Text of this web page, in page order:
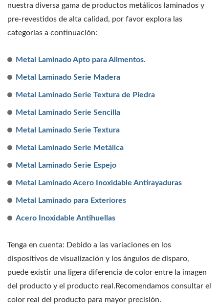
nuestra diversa gama de productos metálicos laminados y
pre-revestidos de alta calidad, por favor explora las
categorías a continuación:
Metal Laminado Apto para Alimentos.
Metal Laminado Serie Madera
Metal Laminado Serie Textura de Piedra
Metal Laminado Serie Sencilla
Metal Laminado Serie Textura
Metal Laminado Serie Metálica
Metal Laminado Serie Espejo
Metal Laminado Acero Inoxidable Antirayaduras
Metal Laminado para Exteriores
Acero Inoxidable Antihuellas
Tenga en cuenta: Debido a las variaciones en los
dispositivos de visualización y los ángulos de disparo,
puede existir una ligera diferencia de color entre la imagen
del producto y el producto real.Recomendamos consultar el
color real del producto para mayor precisión.